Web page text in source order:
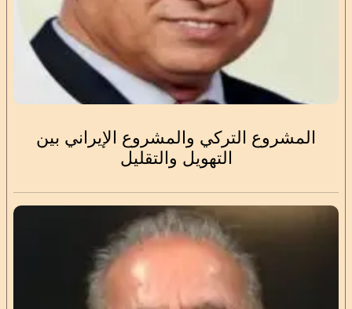
المشروع التركي والمشروع الإيراني بين
التهويل والتقليل